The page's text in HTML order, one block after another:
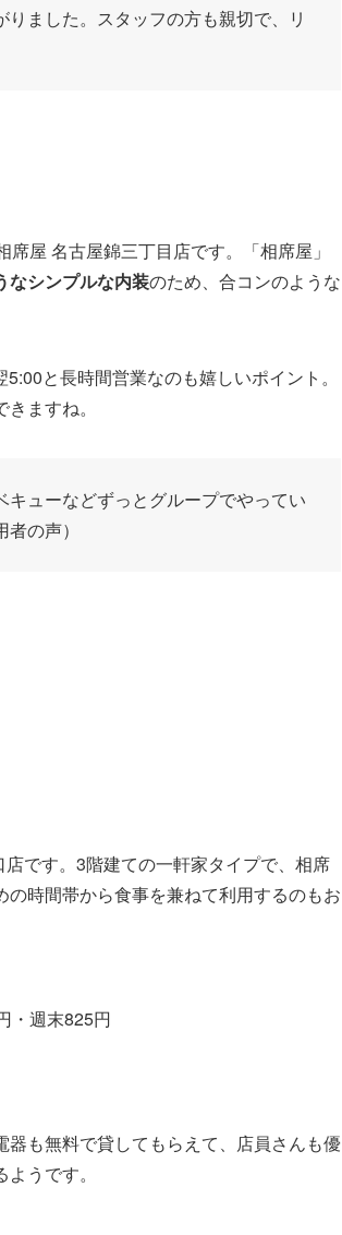
ました。スタッフの方も親切で、リ
屋 名古屋錦三丁目店です。「相席屋」
なシンプルな内装のため、合コンのような
と長時間営業なのも嬉しいポイント。
ますね。
ューなどずっとグループでやってい
の声）
です。3階建ての一軒家タイプで、相席
の時間帯から食事を兼ねて利用するのもお
・週末825円
も無料で貸してもらえて、店員さんも優
うです。